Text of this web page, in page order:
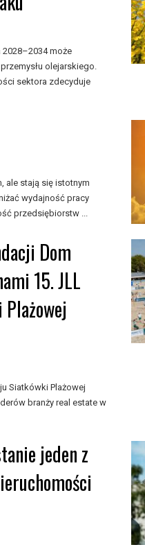
może
olejarskiego.
sektora zdecyduje
ale stają się istotnym
wydajność pracy
przedsiębiorstw ...
Dom
15. JLL
Siatkówki Plażowej
branży real estate w
jeden z